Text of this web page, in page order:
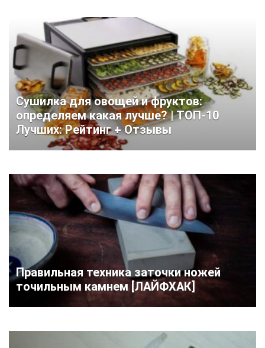
Сушилка для овощей и фруктов:
определяем какая лучше? | ТОП-10
Лучших: Рейтинг + Отзывы
Правильная техника заточки ножей
точильным камнем [ЛАЙФХАК]